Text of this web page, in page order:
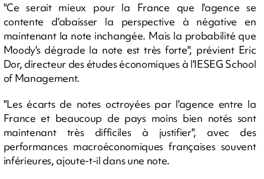
"Ce serait mieux pour la France que l'agence se
contente d'abaisser la perspective à négative en
maintenant la note inchangée. Mais la probabilité que
Moody's dégrade la note est très forte", prévient Eric
Dor, directeur des études économiques à l'IESEG School
of Management.
"Les écarts de notes octroyées par l'agence entre la
France et beaucoup de pays moins bien notés sont
maintenant très difficiles à justifier", avec des
performances macroéconomiques françaises souvent
inférieures, ajoute-t-il dans une note.